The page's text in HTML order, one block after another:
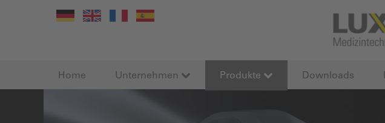
Home Unternehmen Produkte Downloads